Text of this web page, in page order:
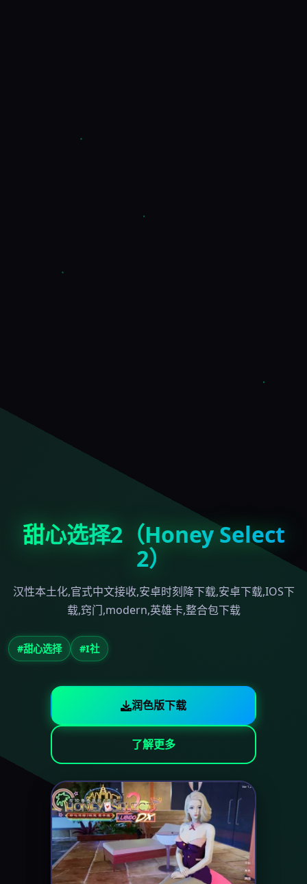
甜心选择2（Honey Select
2）
汉性本土化,官式中文接收,安卓时刻降下载,安卓下载,IOS下
载,窍门,modern,英雄卡,整合包下载
#甜心选择 #I社
润色版下载
了解更多